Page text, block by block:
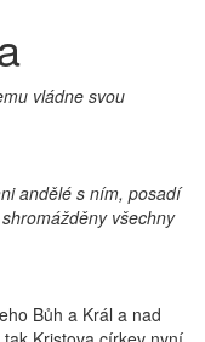
vládne svou
andělé s ním, posadí
všechny
Bůh a Král a nad